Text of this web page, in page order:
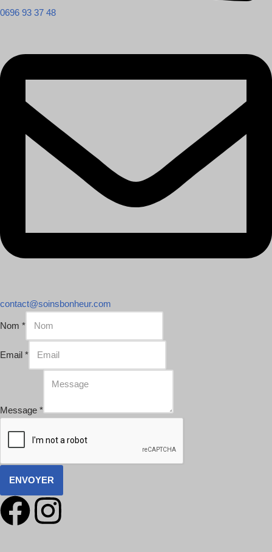
0696 93 37 48
contact@soinsbonheur.com
Nom *
Email *
Message *
ENVOYER